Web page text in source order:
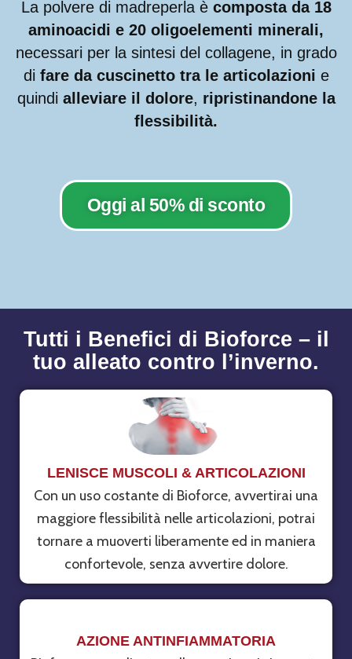
La polvere di madreperla ècomposta da 18
aminoacidi e 20 oligoelementi minerali,
necessari per la sintesi del collagene, in grado
di fare da cuscinetto tra le articolazioni e
quindi alleviare il dolore, ripristinandone la
flessibilità.
Oggi al 50% di sconto
Tutti i Benefici di Bioforce – il
tuo alleato contro l’inverno.
LENISCE MUSCOLI & ARTICOLAZIONI
Con un uso costante di Bioforce, avvertirai una
maggiore flessibilità nelle articolazioni, potrai
tornare a muoverti liberamente ed in maniera
confortevole, senza avvertire dolore.
AZIONE ANTINFIAMMATORIA